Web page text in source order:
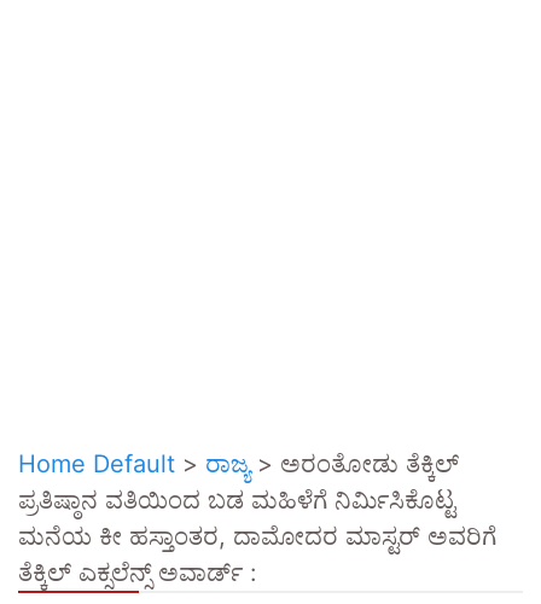
Home Default > ರಾಜ್ಯ> ಅರಂತೋಡು ತೆಕ್ಕಿಲ್
ಪ್ರತಿಷ್ಠಾನ ವತಿಯಿಂದ ಬಡ ಮಹಿಳೆಗೆ ನಿರ್ಮಿಸಿಕೊಟ್ಟ
ಮನೆಯ ಕೀ ಹಸ್ತಾಂತರ, ದಾಮೋದರ ಮಾಸ್ಟರ್ ಅವರಿಗೆ
ತೆಕ್ಕಿಲ್ ಎಕ್ಸಲೆನ್ಸ್ ಅವಾರ್ಡ್ :